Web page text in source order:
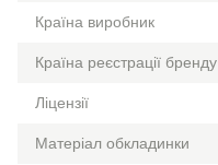
Країна виробник
Країна реєстрації бренду
Ліцензії
Матеріал обкладинки